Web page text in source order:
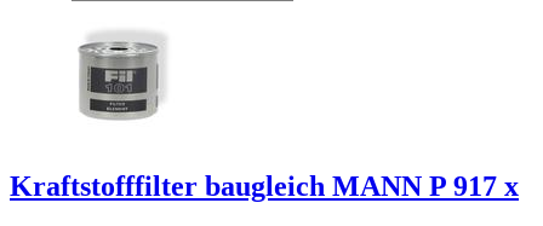
Kraftstofffilter baugleich MANN P 917 x